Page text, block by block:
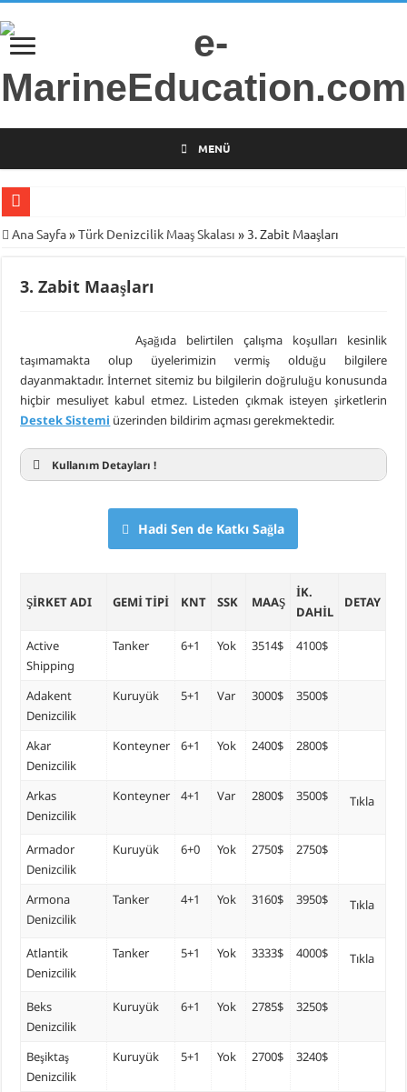
MENÜ
Gemi Radarları Üzerine Bilimsel Araştırma
Piri Reis Üniversitesi’nden Arsa Satışı
DARGEB-Denizci Gönüllülerden Gemi İnsanlarına Mesaj Var!
MINE-EMI Projesi ile Ortak Yüksek Lisans Programı Geliştirme Çalışmaları
Armona Denizcilik İşletme Müdürü Kapt. Semih Falay Vefat Etti
DARGEB’ten, Deniz’den Fotoğraf Sergisi
Ana Sayfa»Türk Denizcilik Maaş Skalası » 3. Zabit Maaşları
3. Zabit Maaşları
Aşağıda belirtilen çalışma koşulları kesinlik
taşımamakta olup üyelerimizin vermiş olduğu bilgilere
dayanmaktadır. İnternet sitemiz bu bilgilerin doğruluğu konusunda
hiçbir mesuliyet kabul etmez. Listeden çıkmak isteyen şirketlerin
Destek Sistemi üzerinden bildirim açması gerekmektedir.
Kullanım Detayları !
Hadi Sen de Katkı Sağla
ŞIRKET ADI GEMI TIPI KNT SSK MAAŞ
İK.
DAHIL
DETAY
Active
Shipping
Tanker 6+1 Yok 3514$ 4100$
Adakent
Denizcilik
Kuruyük 5+1 Var 3000$ 3500$
Akar
Denizcilik
Konteyner 6+1 Yok 2400$ 2800$
Arkas
Denizcilik
Konteyner 4+1 Var 2800$ 3500$ Tıkla
Armador
Denizcilik
Kuruyük 6+0 Yok 2750$ 2750$
Armona
Denizcilik
Tanker 4+1 Yok 3160$ 3950$ Tıkla
Atlantik
Denizcilik
Tanker 5+1 Yok 3333$ 4000$ Tıkla
Beks
Denizcilik
Kuruyük 6+1 Yok 2785$ 3250$
Beşiktaş
Denizcilik
Kuruyük 5+1 Yok 2700$ 3240$